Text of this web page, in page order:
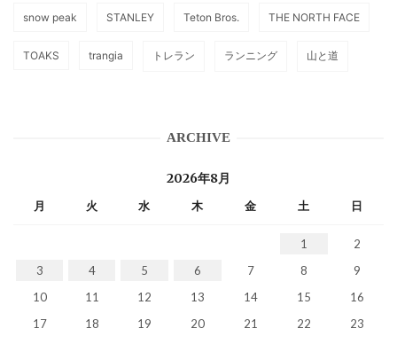
snow peak STANLEY Teton Bros. THE NORTH FACE
TOAKS trangia トレラン ランニング 山と道
ARCHIVE
2026年8月
月 火 水 木 金 土 日
1
2
3
4 5 6 7 8
9
10
11 12 13 14 15
16
17
18 19 20 21 22
23